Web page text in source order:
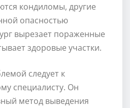
кондиломы, другие
опасностью
вырезает пораженные
здоровые участки.
следует к
специалисту. Он
метод выведения